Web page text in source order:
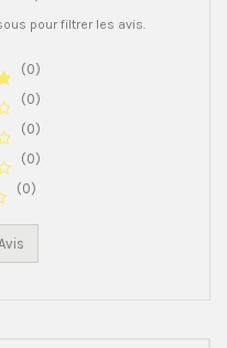
pour filtrer les avis.
(0)
(0)
(0)
(0)
(0)